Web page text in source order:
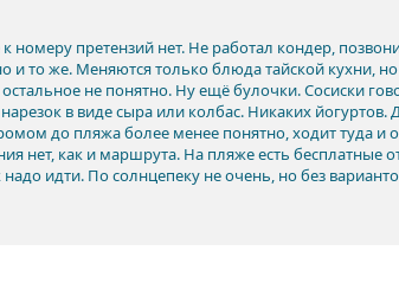
претензий нет. Не работал кондер,
и то же. Меняются только блюда тайской кухни,
не понятно. Ну ещё булочки. Сосиски
в виде сыра или колбас. Никаких йогуртов.
до пляжа более менее понятно, ходит туда и
нет, как и маршрута. На пляже есть бесплатные
идти. По солнцепеку не очень, но без